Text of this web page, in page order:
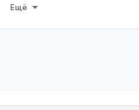
Ещё